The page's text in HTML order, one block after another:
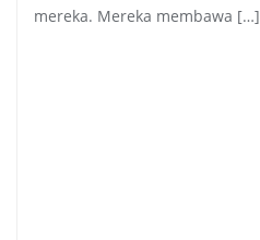
mereka. Mereka membawa […]